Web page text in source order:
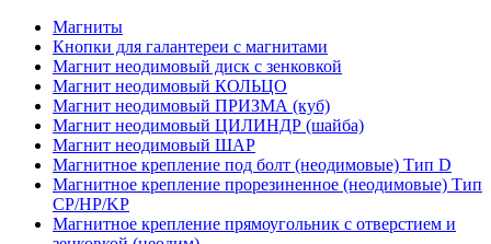
Магниты
Кнопки для галантереи с магнитами
Магнит неодимовый диск с зенковкой
Магнит неодимовый КОЛЬЦО
Магнит неодимовый ПРИЗМА (куб)
Магнит неодимовый ЦИЛИНДР (шайба)
Магнит неодимовый ШАР
Магнитное крепление под болт (неодимовые) Тип D
Магнитное крепление прорезиненное (неодимовые) Тип
CP/HP/KP
Магнитное крепление прямоугольник с отверстием и